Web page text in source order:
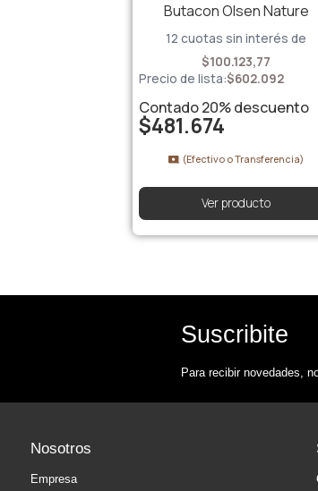
Butacon Olsen Nature
12 cuotas sin interés de
$100.123,77
Precio de lista:$602.092
Contado20%descuento
$481.674
(Efectivo o Transferencia)
Ver producto
Suscribite
Para recibir novedades,
Nosotros
Empresa